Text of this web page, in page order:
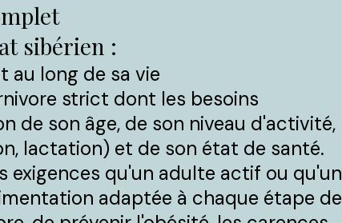
sibérien :
au long de sa vie
strict dont les besoins
de son âge, de son niveau d'activité,
lactation) et de son état de santé.
exigences qu'un adulte actif ou qu'un
adaptée à chaque étape de